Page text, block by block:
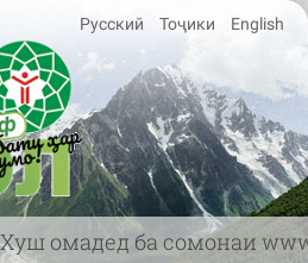
омадед ба сомонаи
Русский Тоҷики English